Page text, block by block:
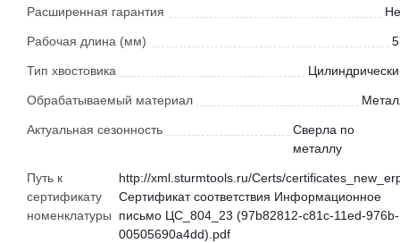
Расширенная гарантия
Рабочая длина (мм)
Тип хвостовика
Обрабатываемый материал
Актуальная сезонность
Сверла по
металлу
Путь к
сертификату
номенклатуры
http://xml.sturmtools.ru/Certs/
Сертификат соответствия Информационное
письмо ЦС_804_23 (97b82812-c81c-11ed-976b-
00505690a4dd).pdf